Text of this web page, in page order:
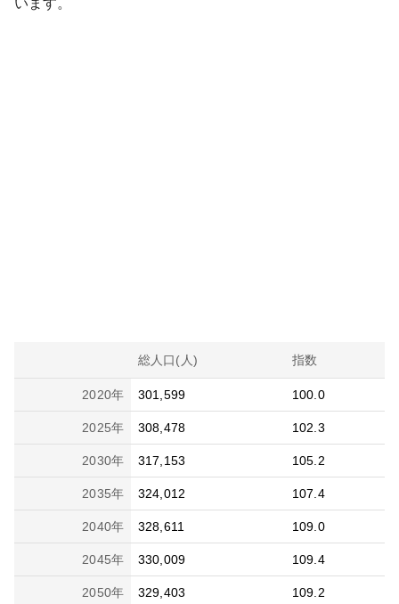
います。
総人口(人) 指数
2020年 301,599 100.0
2025年 308,478 102.3
2030年 317,153 105.2
2035年 324,012 107.4
2040年 328,611 109.0
2045年 330,009 109.4
2050年 329,403 109.2